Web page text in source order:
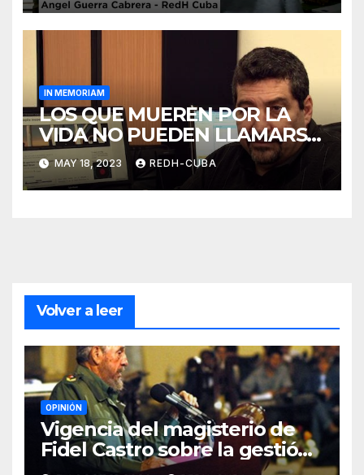
IN MEMORIAM
LOS QUE MUEREN POR LA
VIDA NO PUEDEN LLAMARSE
MUERTOS
MAY 18, 2023 REDH-CUBA
Volver a leer
OPINIÓN
Vigencia del magisterio de
Fidel Castro sobre la gestión
del liderazgo revolucionario.